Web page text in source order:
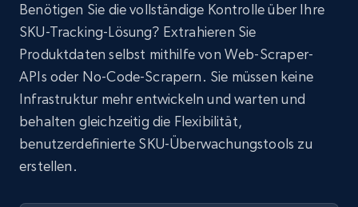
Benötigen Sie die vollständige Kontrolle über Ihre
SKU-Tracking-Lösung? Extrahieren Sie
Produktdaten selbst mithilfe von Web-Scraper-
APIs oder No-Code-Scrapern. Sie müssen keine
Infrastruktur mehr entwickeln und warten und
behalten gleichzeitig die Flexibilität,
benutzerdefinierte SKU-Überwachungstools zu
erstellen.